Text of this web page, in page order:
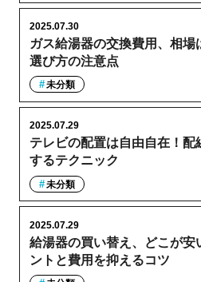
ガス給湯器の交換費用、相場
選び方の注意点
2025.07.30
未分類
テレビの配置は自由自在！配
するテクニック
2025.07.29
未分類
給湯器の買い替え、どこが安
ントと費用を抑えるコツ
2025.07.29